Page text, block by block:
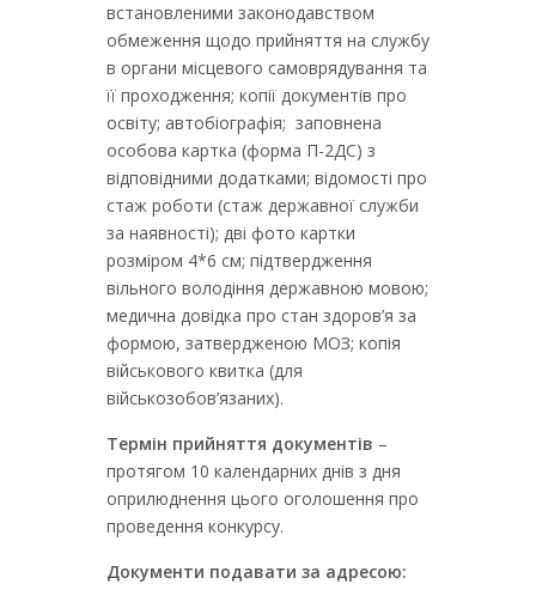
встановленими законодавством
обмеження щодо прийняття на службу
в органи місцевого самоврядування та
її проходження; копії документів про
освіту; автобіографія; заповнена
особова картка (форма П-2ДС) з
відповідними додатками; відомості про
стаж роботи (стаж державної служби
за наявності); дві фото картки
розміром 4*6 см; підтвердження
вільного володіння державною мовою;
медична довідка про стан здоров’я за
формою, затвердженою МОЗ; копія
військового квитка (для
військозобов’язаних).
Термін прийняття документів –
протягом 10 календарних днів з дня
оприлюднення цього оголошення про
проведення конкурсу.
Документи подавати за адресою: